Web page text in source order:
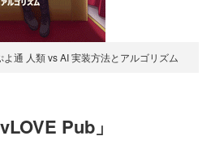
通 人類 vs AI 実装方法とアルゴリズム
Pub」